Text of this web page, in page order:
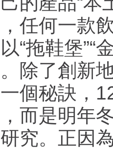
任何一款
“拖鞋堡”“
除了創新
個秘訣，
而是明年
究。正因